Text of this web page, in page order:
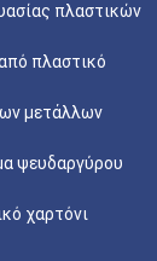
πλαστικών
πλαστικό
μετάλλων
ψευδαργύρου
χαρτόνι